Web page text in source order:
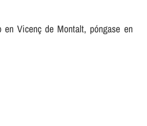
Vicenç de Montalt, póngase en